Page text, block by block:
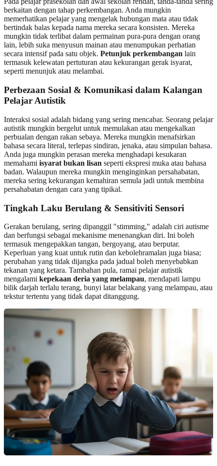
berkaitan dengan tahap perkembangan. Anda mungkin
memerhatikan pelajar yang mengelak hubungan mata atau tidak
bertindak balas kepada nama mereka secara konsisten. Mereka
mungkin tidak terlibat dalam permainan pura-pura dengan orang
lain, lebih suka menyusun mainan atau menumpukan perhatian
secara intensif pada satu objek. Petunjuk perkembangan lain
termasuk kelewatan pertuturan atau kekurangan gerak isyarat,
seperti menunjuk atau melambai.
Perbezaan Sosial & Komunikasi dalam Kalangan
Pelajar Autistik
Interaksi sosial adalah bidang yang sering mencabar. Seorang pelajar
autistik mungkin bergelut untuk memulakan atau mengekalkan
perbualan dengan rakan sebaya. Mereka mungkin menafsirkan
bahasa secara literal, terlepas sindiran, jenaka, atau simpulan bahasa.
Anda juga mungkin perasan mereka menghadapi kesukaran
memahami isyarat bukan lisan seperti ekspresi muka atau bahasa
badan. Walaupun mereka mungkin menginginkan persahabatan,
mereka sering kekurangan kemahiran semula jadi untuk membina
persahabatan dengan cara yang tipikal.
Tingkah Laku Berulang & Sensitiviti Sensori
Gerakan berulang, sering dipanggil "stimming," adalah ciri autisme
dan berfungsi sebagai mekanisme menenangkan diri. Ini boleh
termasuk mengepakkan tangan, bergoyang, atau berputar.
Keperluan yang kuat untuk rutin dan kebolehramalan juga biasa;
perubahan yang tidak dijangka pada jadual boleh menyebabkan
tekanan yang ketara. Tambahan pula, ramai pelajar autistik
mengalami kepekaan deria yang melampau, mendapati lampu
bilik darjah terlalu terang, bunyi latar belakang yang melampau, atau
tekstur tertentu yang tidak dapat ditanggung.